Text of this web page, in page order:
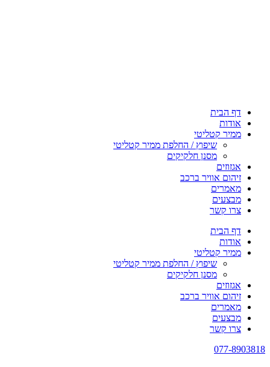
דף הבית
אודות
ממיר קטליטי
שיפוץ / החלפת ממיר קטליטי
מסנן חלקיקים
אגזוזים
זיהום אוויר ברכב
מאמרים
מבצעים
צרו קשר
דף הבית
אודות
ממיר קטליטי
שיפוץ / החלפת ממיר קטליטי
מסנן חלקיקים
אגזוזים
זיהום אוויר ברכב
מאמרים
מבצעים
צרו קשר
077-8903818